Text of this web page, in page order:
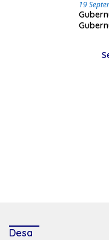
19
Desa